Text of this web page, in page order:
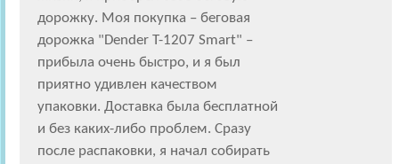
дорожку. Моя покупка – беговая
дорожка "Dender T-1207 Smart" –
прибыла очень быстро, и я был
приятно удивлен качеством
упаковки. Доставка была бесплатной
и без каких-либо проблем. Сразу
после распаковки, я начал собирать